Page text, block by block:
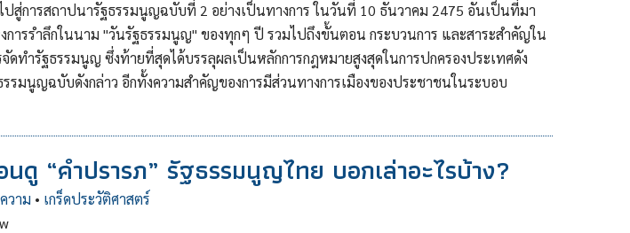
ปสู่การสถาปนารัฐธรรมนูญฉบับที่ 2 อย่างเป็นทางการ ในวันที่ 10 ธันวาคม 2475 อันเป็นที่มา
การรำลึกในนาม "วันรัฐธรรมนูญ" ของทุกๆ ปี รวมไปถึงขั้นตอน กระบวนการ และสาระสำคัญใน
จัดทำรัฐธรรมนูญ ซึ่งท้ายที่สุดได้บรรลุผลเป็นหลักการกฎหมายสูงสุดในการปกครองประเทศดัง
รรมนูญฉบับดังกล่าว อีกทั้งความสำคัญของการมีส่วนทางการเมืองของประชาชนในระบอบ
นดู “คำปรารภ” รัฐธรรมนูญไทย บอกเล่าอะไรบ้าง?
วาม • เกร็ดประวัติศาสตร์